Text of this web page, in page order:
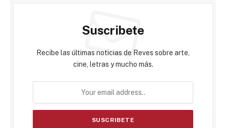
Suscribete
Recibe las últimas noticias de Reves sobre arte,
cine, letras y mucho más.